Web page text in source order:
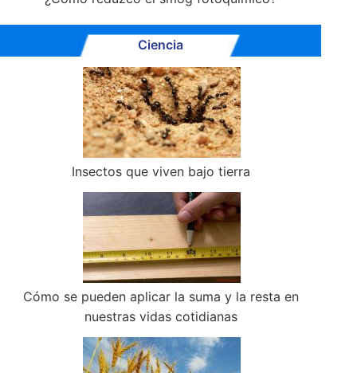
Ciencia
Insectos que viven bajo tierra
Cómo se pueden aplicar la suma y la resta en
nuestras vidas cotidianas